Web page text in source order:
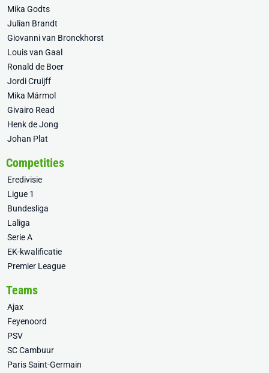
Mika Godts
Julian Brandt
Giovanni van Bronckhorst
Louis van Gaal
Ronald de Boer
Jordi Cruijff
Mika Mármol
Givairo Read
Henk de Jong
Johan Plat
Competities
Eredivisie
Ligue 1
Bundesliga
Laliga
Serie A
EK-kwalificatie
Premier League
Teams
Ajax
Feyenoord
PSV
SC Cambuur
Paris Saint-Germain